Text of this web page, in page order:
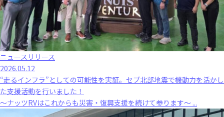
ニュースリリース
2026.05.12
“走るインフラ”としての可能性を実証。セブ北部地震で機動力を活かし
た支援活動を行いました！
～ナッツRVはこれからも災害・復興支援を続けて参ります～ ...